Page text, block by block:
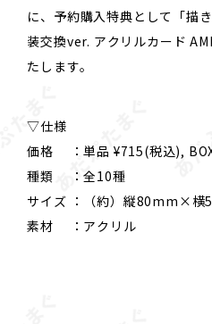
に、予約購入特典として「描
装交換ver. アクリルカード
たします。
▽仕様
価格 ：単品 ¥715(税込),
種類 ：全10種
サイズ ：（約）縦80mm×横
素材 ：アクリル